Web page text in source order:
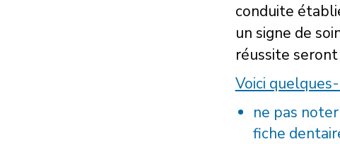
conduite
un signe de
réussite
Voici
ne pas
fiche